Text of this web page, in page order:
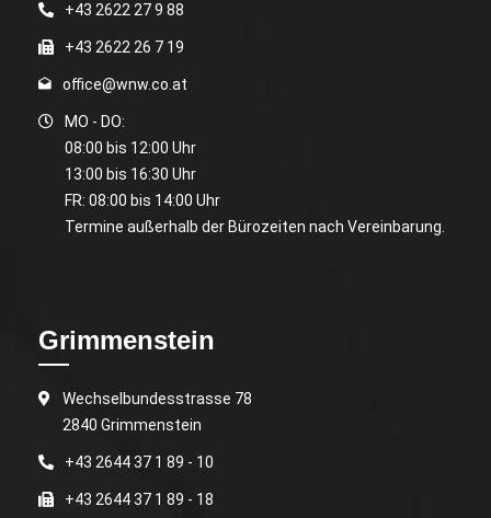
+43 2622 27 9 88
+43 2622 26 7 19
office@wnw.co.at
MO - DO:
08:00 bis 12:00 Uhr
13:00 bis 16:30 Uhr
FR: 08:00 bis 14:00 Uhr
Termine außerhalb der Bürozeiten nach Vereinbarung.
Grimmenstein
Wechselbundesstrasse 78
2840 Grimmenstein
+43 2644 37 1 89 - 10
+43 2644 37 1 89 - 18